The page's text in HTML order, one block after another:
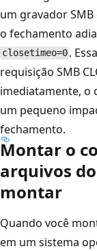
um gravador SMB
o fechamento
closetimeo=0 .
requisição SMB
imediatamente, o
um pequeno
fechamento.
Montar o
arquivos
montar
Quando você
em um sistema